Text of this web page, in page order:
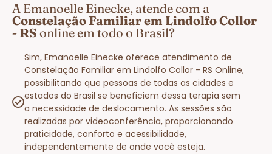
A Emanoelle Einecke, atende com a
Constelação Familiar em Lindolfo Collor
- RS online em todo o Brasil?
Sim, Emanoelle Einecke oferece atendimento de
Constelação Familiar em Lindolfo Collor - RS Online,
possibilitando que pessoas de todas as cidades e
estados do Brasil se beneficiem dessa terapia sem
a necessidade de deslocamento. As sessões são
realizadas por videoconferência, proporcionando
praticidade, conforto e acessibilidade,
independentemente de onde você esteja.